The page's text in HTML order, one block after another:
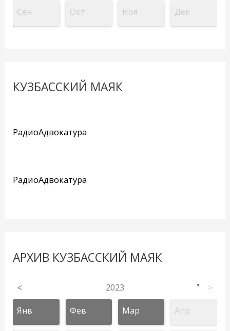
Сен Окт Ноя Дек
КУЗБАССКИЙ МАЯК
РадиоАдвокатура
РадиоАдвокатура
АРХИВ КУЗБАССКИЙ МАЯК
< 2023 ▼ >
Янв Фев Мар Апр